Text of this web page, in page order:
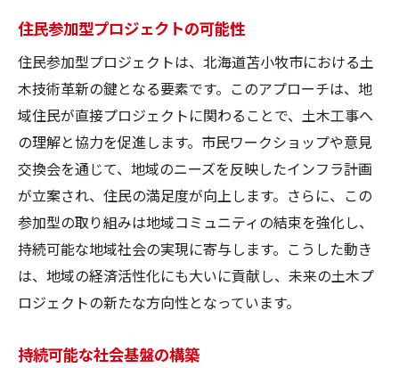
地域発展を支える新技術の展望
冬の気候に適応した苫小牧市の土木技術の最前
線
冬季対策技術の最新トレンド
寒冷地特化型技術の開発事例
冬季の安全性を確保する技術革新
雪対策技術の進化とその成果
厳冬期に頼れるインフラ整備
地域独自の技術が切り開く冬の未来
住民参加型プロジェクトの可能性
住民参加型プロジェクトは、北海道苫小牧市における土
木技術革新の鍵となる要素です。このアプローチは、地
域住民が直接プロジェクトに関わることで、土木工事へ
の理解と協力を促進します。市民ワークショップや意見
交換会を通じて、地域のニーズを反映したインフラ計画
が立案され、住民の満足度が向上します。さらに、この
参加型の取り組みは地域コミュニティの結束を強化し、
持続可能な地域社会の実現に寄与します。こうした動き
は、地域の経済活性化にも大いに貢献し、未来の土木プ
ロジェクトの新たな方向性となっています。
持続可能な社会基盤の構築